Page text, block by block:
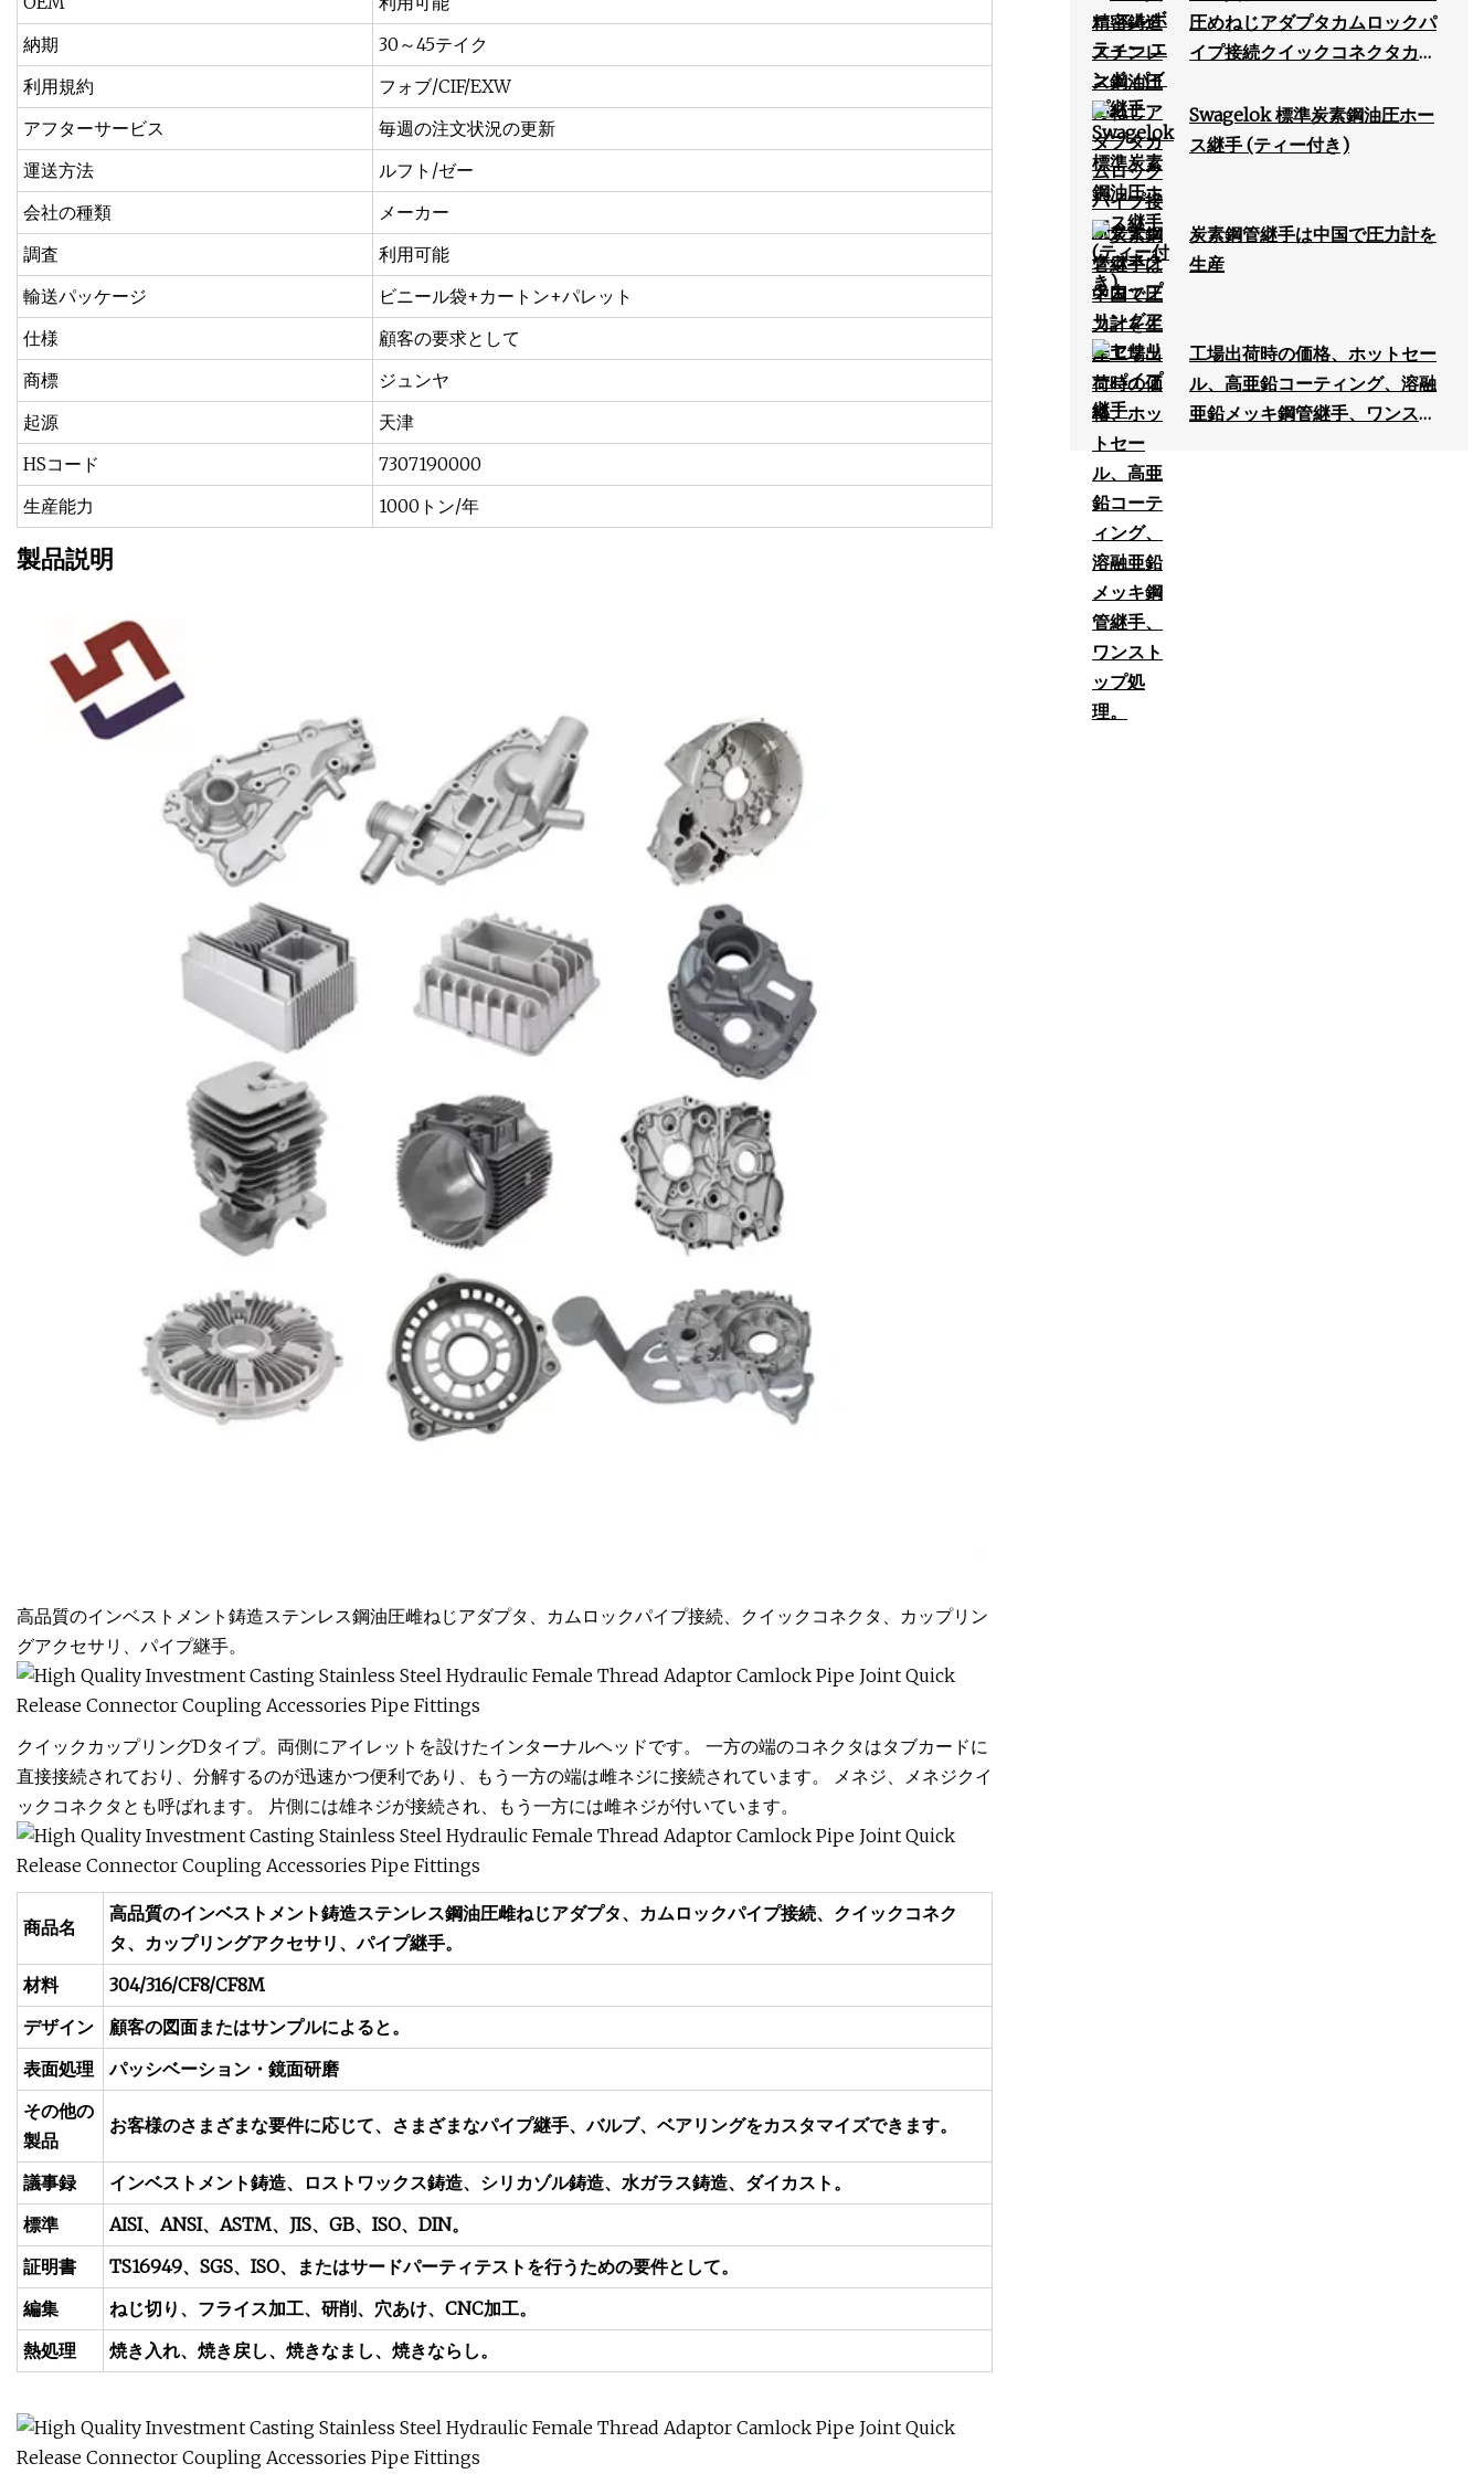
納期
30～45テイク
利用規約
フォブ/CIF/EXW
アフターサービス
毎週の注文状況の更新
運送方法
ルフト/ゼー
会社の種類
メーカー
調査
利用可能
輸送パッケージ
ビニール袋+カートン+パレット
仕様
顧客の要求として
商標
ジュンヤ
起源
天津
HSコード
7307190000
生産能力
1000トン/年
製品説明
高品質のインベストメント鋳造ステンレス鋼油圧雌ねじアダプタ、カムロックパイプ接続、クイックコネクタ、カップリン
グアクセサリ、パイプ継手。
クイックカップリングDタイプ。両側にアイレットを設けたインターナルヘッドです。 一方の端のコネクタはタブカードに
直接接続されており、分解するのが迅速かつ便利であり、もう一方の端は雌ネジに接続されています。 メネジ、メネジクイ
ックコネクタとも呼ばれます。 片側には雄ネジが接続され、もう一方には雌ネジが付いています。
商品名
高品質のインベストメント鋳造ステンレス鋼油圧雌ねじアダプタ、カムロックパイプ接続、クイックコネク
タ、カップリングアクセサリ、パイプ継手。
材料
304/316/CF8/CF8M
デザイン
顧客の図面またはサンプルによると。
表面処理
パッシベーション・鏡面研磨
その他の
製品
お客様のさまざまな要件に応じて、さまざまなパイプ継手、バルブ、ベアリングをカスタマイズできます。
議事録
インベストメント鋳造、ロストワックス鋳造、シリカゾル鋳造、水ガラス鋳造、ダイカスト。
標準
AISI、ANSI、ASTM、JIS、GB、ISO、DIN。
証明書
TS16949、SGS、ISO、またはサードパーティテストを行うための要件として。
編集
ねじ切り、フライス加工、研削、穴あけ、CNC加工。
熱処理
焼き入れ、焼き戻し、焼きなまし、焼きならし。
圧めねじアダプタカムロックパ
イプ接続クイックコネクタカッ
手
Swagelok 標準炭素鋼油圧ホー
ス継手 (ティー付き)
炭素鋼管継手は中国で圧力計を
生産
工場出荷時の価格、ホットセー
ル、高亜鉛コーティング、溶融
亜鉛メッキ鋼管継手、ワンスト